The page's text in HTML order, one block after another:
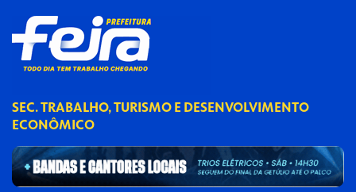
SEC. TRABALHO, TURISMO E DESENVOLVIMENTO
ECONÔMICO